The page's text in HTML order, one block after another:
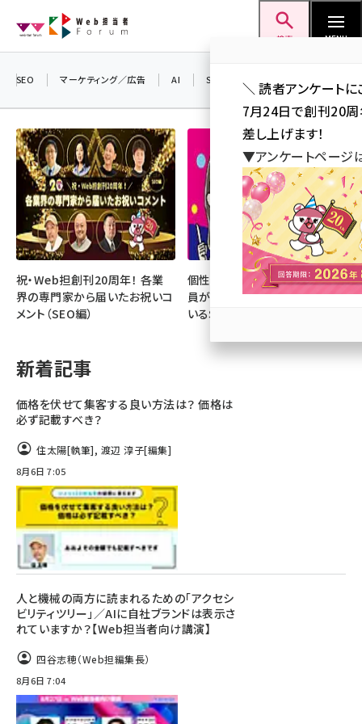
ン
検索 MENU
seo (3519)
ai (2801)
youtube (2425)
note (2310)
セミナー (2301)
meo (1274)
SEO マーケティング／広告 AI SNS
祝・Web担創刊20周年！ 各業
界の専門家から届いたお祝いコ
メント（SEO編）
個性・専門性・熱量が光る！ 社
員が主役となって成果を上げて
いるSNS好事例
新着記事
価格を伏せて集客する良い方法は？ 価格は
必ず記載すべき？
住太陽[執筆], 渡辺 淳子[編集]
8月6日 7:05
人と機械の両方に読まれるための「アクセシ
ビリティツリー」／AIに自社ブランドは表示さ
れていますか？【Web担当者向け講演】
四谷志穂（Web担編集長）
8月6日 7:04
＼ 読者アンケート
7月24日で創刊20周
差し上げます！
▼アンケートページ